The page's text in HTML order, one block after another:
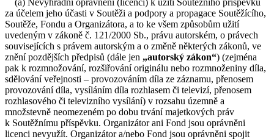
(a) Nevýhradní oprávnění (licenci) k užití Soutěžního příspěvku
za účelem jeho účasti v Soutěži a podpory a propagace Soutěžícího,
Soutěže, Fondu a Organizátora, a to ke všem způsobům užití
uvedeným v zákoně č. 121/2000 Sb., právu autorském, o právech
souvisejících s právem autorským a o změně některých zákonů, ve
znění pozdějších předpisů (dále jen „autorský zákon“) (zejména
pak k rozmnožování, rozšiřování originálu nebo rozmnoženiny díla,
sdělování veřejnosti – provozováním díla ze záznamu, přenosem
provozování díla, vysíláním díla rozhlasem či televizí, přenosem
rozhlasového či televizního vysílání) v rozsahu územně a
množstevně neomezeném po dobu trvání majetkových práv
k Soutěžnímu příspěvku. Organizátor ani Fond jsou oprávněni
licenci nevyužít. Organizátor a/nebo Fond jsou oprávněni spojit